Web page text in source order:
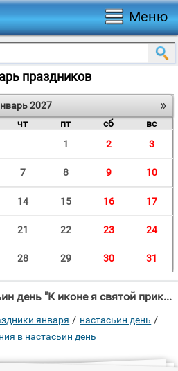
Меню
праздников
»
2027
чт пт сб
вс
1
2 3
7 8 9 10
14 15 16 17
21 22 23 24
28 29 30 31
Поздравления в настасьин день "К иконе я святой приклоняюсь, Анастасии Святой горячо помолюсь, Покровительства, "
января / настасьин день /
в настасьин день